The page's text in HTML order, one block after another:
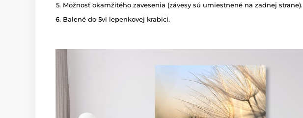
Možnosť okamžitého zavesenia (závesy sú umiestnené na zadnej strane).
Balené do 5vl lepenkovej krabici.